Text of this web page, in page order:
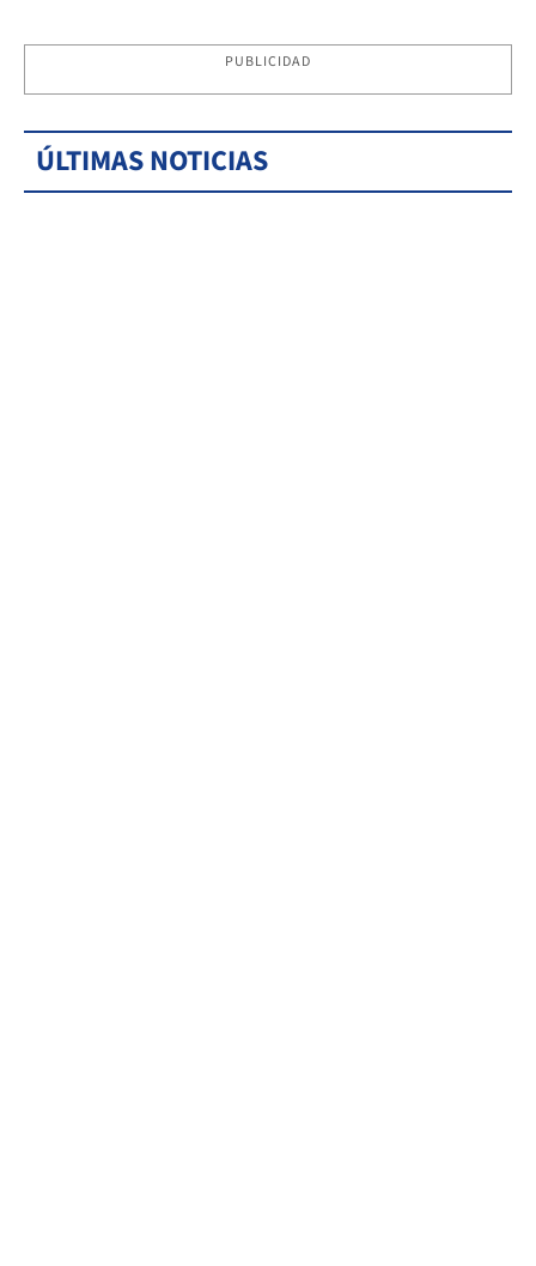
PUBLICIDAD
ÚLTIMAS NOTICIAS